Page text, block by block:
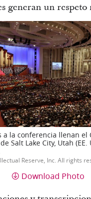
generan un respeto
a la conferencia llenan el
Salt Lake City, Utah (EE.
Reserve, Inc. All rights
Download Photo